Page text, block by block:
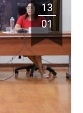
13
01